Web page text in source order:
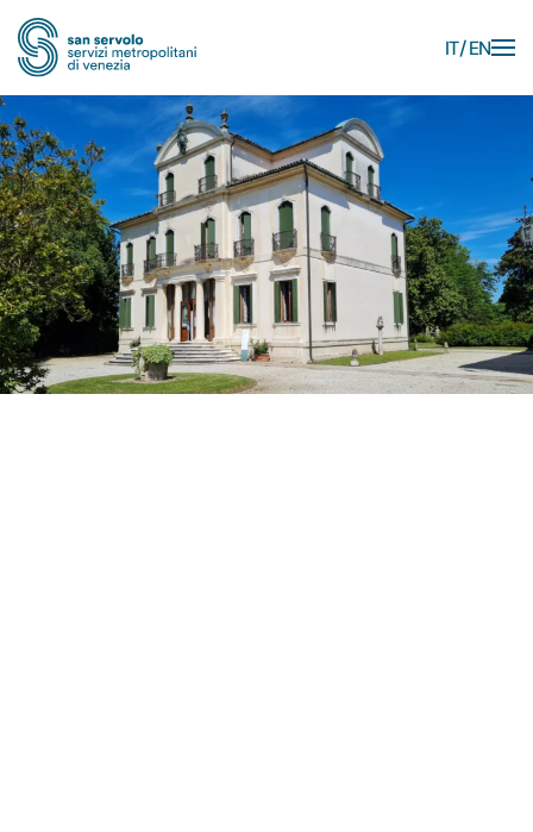
Skip to main content
IT EN